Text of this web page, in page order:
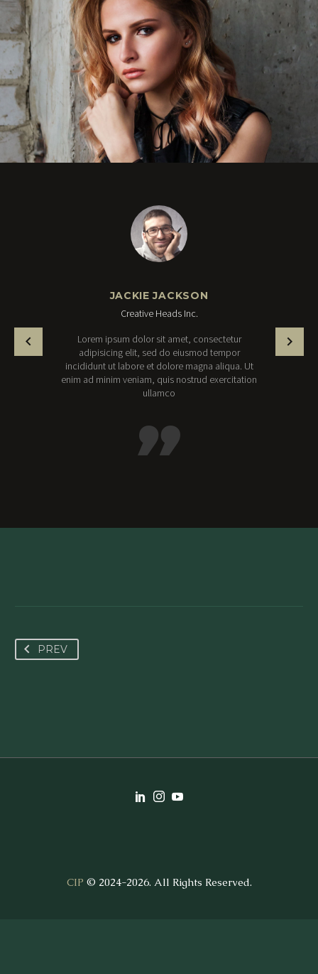
JACKIE JACKSON
Creative Heads Inc.
Lorem ipsum dolor sit amet, consectetur
adipisicing elit, sed do eiusmod tempor
incididunt ut labore et dolore magna aliqua. Ut
enim ad minim veniam, quis nostrud exercitation
ullamco
PREV
CIP © 2024-2026. All Rights Reserved.